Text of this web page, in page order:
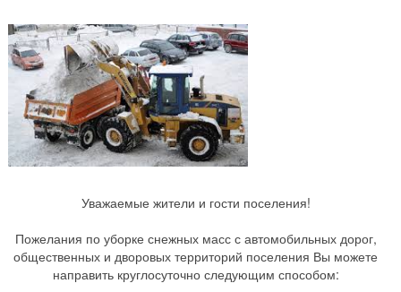
Уважаемые жители и гости поселения!
Пожелания по уборке снежных масс с автомобильных дорог,
общественных и дворовых территорий поселения Вы можете
направить круглосуточно следующим способом: